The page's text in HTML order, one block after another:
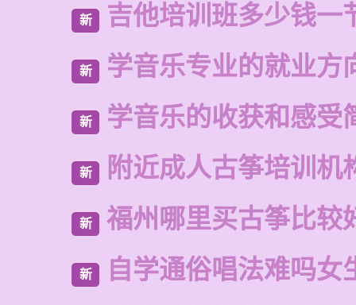
新 吉他培训班多少钱一
新 学音乐专业的就业方
新 学音乐的收获和感受
新 附近成人古筝培训机
新 福州哪里买古筝比较
新 自学通俗唱法难吗女